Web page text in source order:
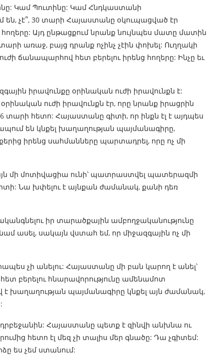
Կամ Պուտինը: Կամ Հնդկաստանի
են, չէ՞, 30 տարի Հայաստանը օկուպացված էր
Այդ ընթացքում նրանք նույնպես մատը մատին
առաջ, բայց դրանք ոչինչ չէին փոխել: Ուղղակի
ճանապարհով հետ բերելու իրենց հողերը: Ինչը եւ
իրավունքը օրինական ուժի իրավունքն է:
ուժի իրավունքն էր, որը նրանք իրացրին
հետո: Հայաստանը գիտի, որ ինքն էլ է այդպես
են կնքել խաղաղության պայմանագիրը,
իրենց սահմանները պարտադրել, որը ոչ մի
մի մոտիվացիա ունի՝ պատրաստվել պատերազմի
Նա խփելու է այնքան ժամանակ, քանի դեռ
իր տարածքային ամբողջականությունը
ասել, սակայն վստահ եմ, որ միջազգային ոչ մի
չի անելու: Հայաստանը մի բան կարող է անել՝
բերելու հնարավորությունը ամենամոտ
է խաղաղության պայմանագիրը կնքել այն ժամանակ,
Հայաստանը պետք է զինվի անխնա ու
հետո էլ մեզ չի տալիս մեր գնածը: Դա չգիտեմ:
ես չեմ ստանում: